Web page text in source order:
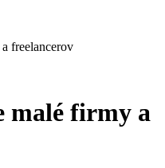
freelancerov
malé firmy a